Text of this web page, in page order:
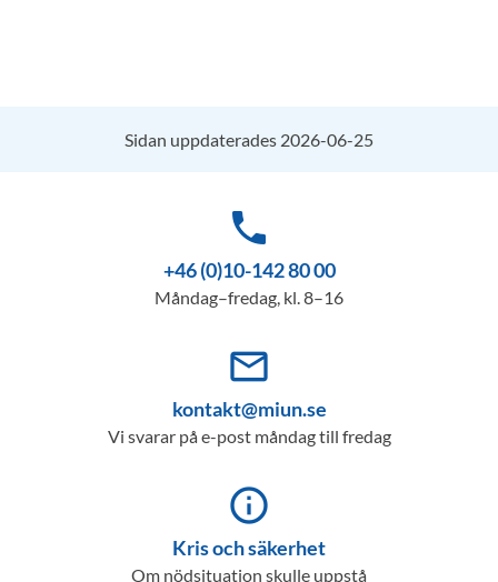
Sidan uppdaterades 2026-06-25
phone
+46 (0)10-142 80 00
Måndag–fredag, kl. 8–16
mail_outline
kontakt@miun.se
Vi svarar på e-post måndag till fredag
info_outline
Kris och säkerhet
Om nödsituation skulle uppstå